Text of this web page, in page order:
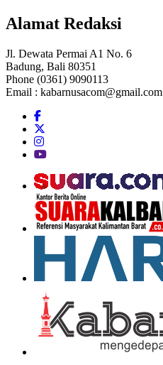
Alamat Redaksi
Jl. Dewata Permai A1 No. 6
Badung, Bali 80351
Phone (0361) 9090113
Email : kabarnusacom@gmail.com